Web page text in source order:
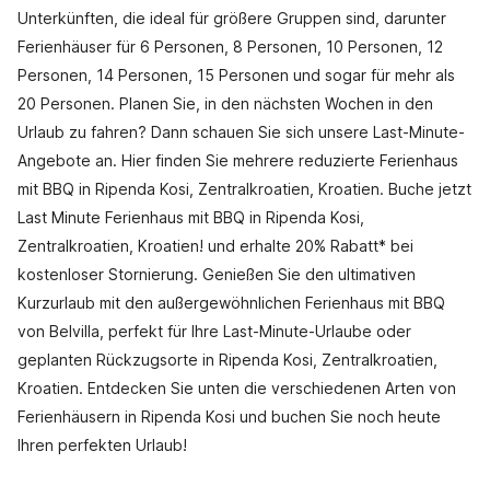
Unterkünften, die ideal für größere Gruppen sind, darunter
Ferienhäuser für 6 Personen, 8 Personen, 10 Personen, 12
Personen, 14 Personen, 15 Personen und sogar für mehr als
20 Personen. Planen Sie, in den nächsten Wochen in den
Urlaub zu fahren? Dann schauen Sie sich unsere Last-Minute-
Angebote an. Hier finden Sie mehrere reduzierte Ferienhaus
mit BBQ in Ripenda Kosi, Zentralkroatien, Kroatien. Buche jetzt
Last Minute Ferienhaus mit BBQ in Ripenda Kosi,
Zentralkroatien, Kroatien! und erhalte 20% Rabatt* bei
kostenloser Stornierung. Genießen Sie den ultimativen
Kurzurlaub mit den außergewöhnlichen Ferienhaus mit BBQ
von Belvilla, perfekt für Ihre Last-Minute-Urlaube oder
geplanten Rückzugsorte in Ripenda Kosi, Zentralkroatien,
Kroatien. Entdecken Sie unten die verschiedenen Arten von
Ferienhäusern in Ripenda Kosi und buchen Sie noch heute
Ihren perfekten Urlaub!